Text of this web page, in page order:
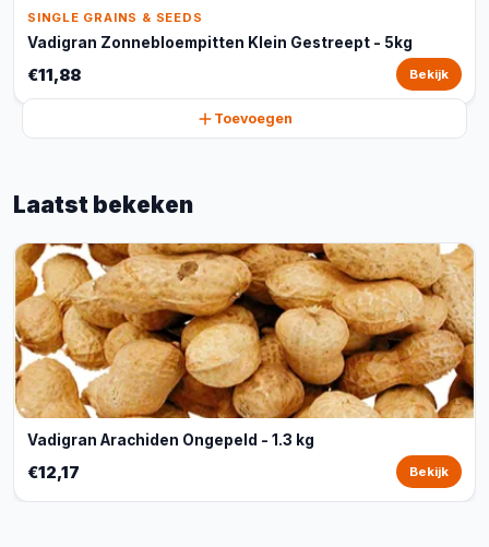
SINGLE GRAINS & SEEDS
Vadigran Zonnebloempitten Klein Gestreept - 5kg
€11,88 Bekijk
Toevoegen
Laatst bekeken
Vadigran Arachiden Ongepeld - 1.3 kg
€12,17 Bekijk